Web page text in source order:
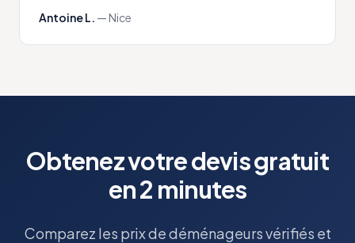
Antoine L. —Nice
Obtenez votre devis gratuit
en 2 minutes
Comparez les prix de déménageurs vérifiés et